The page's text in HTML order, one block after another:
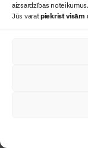
aizsardzības noteikumus.
Jūs varatpiekrist visām